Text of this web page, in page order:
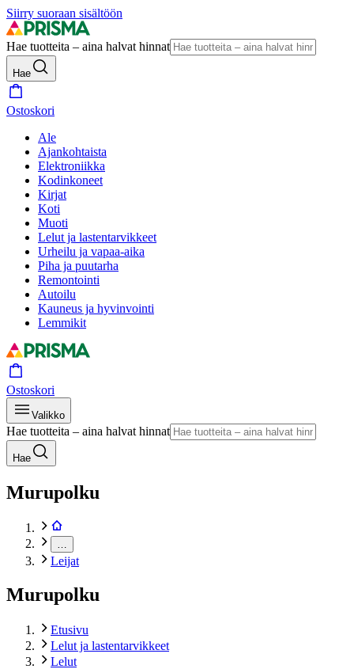
Siirry suoraan sisältöön
Hae tuotteita – aina halvat hinnat
Hae
Ostoskori
Ale
Ajankohtaista
Elektroniikka
Kodinkoneet
Kirjat
Koti
Muoti
Lelut ja lastentarvikkeet
Urheilu ja vapaa-aika
Piha ja puutarha
Remontointi
Autoilu
Kauneus ja hyvinvointi
Lemmikit
Ostoskori
Valikko
Hae tuotteita – aina halvat hinnat
Hae
Murupolku
Leijat
Murupolku
Etusivu
Lelut ja lastentarvikkeet
Lelut